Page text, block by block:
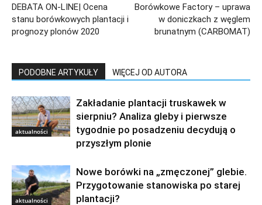
DEBATA ON-LINE| Ocena
stanu borówkowych plantacji i
prognozy plonów 2020
Borówkowe Factory – uprawa
w doniczkach z węglem
brunatnym (CARBOMAT)
PODOBNE ARTYKUŁY WIĘCEJ OD AUTORA
aktualności
Zakładanie plantacji truskawek w
sierpniu? Analiza gleby i pierwsze
tygodnie po posadzeniu decydują o
przyszłym plonie
aktualności
Nowe borówki na „zmęczonej” glebie.
Przygotowanie stanowiska po starej
plantacji?